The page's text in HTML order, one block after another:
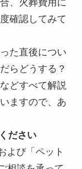
確認してみて
た直後につい
らどうする？
どすべて解説
ますので、あ
ださい
よび「ペット